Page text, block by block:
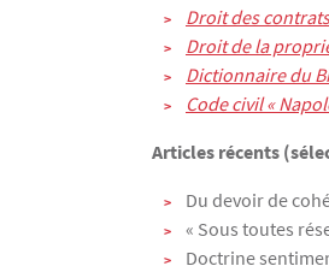
Droit des
Droit de la
Dictionnaire du
Code civil «
Articles récents
Du devoir de
« Sous toutes
Doctrine